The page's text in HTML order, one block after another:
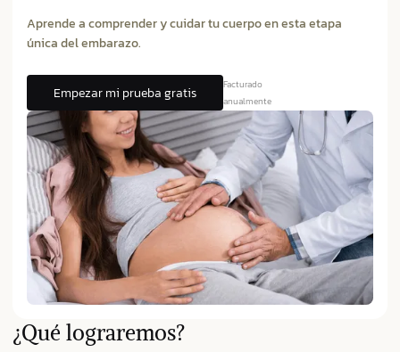
Aprende a comprender y cuidar tu cuerpo en esta etapa
única del embarazo.
Empezar mi prueba gratis
Facturado
anualmente
¿Qué lograremos?